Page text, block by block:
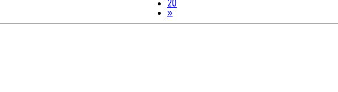
20
»Next